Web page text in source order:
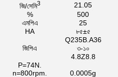
জি/সেমি3 21.05
%
500
এমপিএ
25
HA
৮৫±৫
জিপিএ
Q235B.A36
৩-১০
4.8Z8.8
P=74N.
n=800rpm.
0.0005g